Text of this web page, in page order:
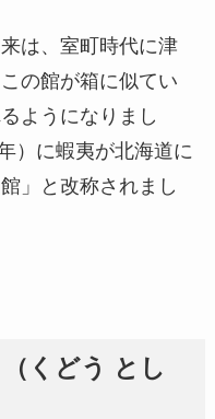
は、室町時代に津
の館が箱に似てい
ようになりまし
）に蝦夷が北海道に
」と改称されまし
くどう とし